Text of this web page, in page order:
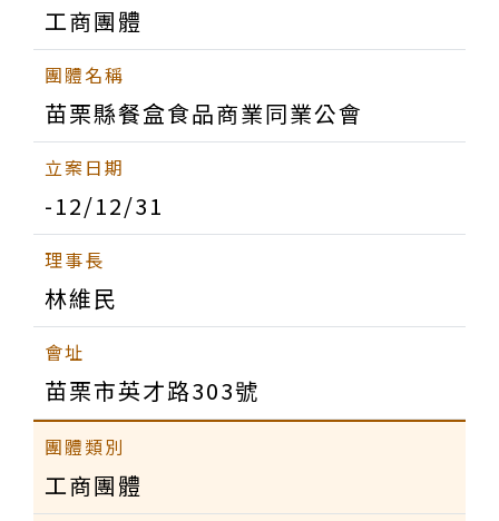
工商團體
苗栗縣餐盒食品商業同業公會
-12/12/31
林維民
苗栗市英才路303號
工商團體